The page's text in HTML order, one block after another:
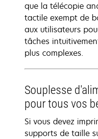
que la télécopie
tactile exempt de
aux utilisateurs
tâches
plus complexes.
Souplesse
pour tous vos
Si vous devez
supports de taille